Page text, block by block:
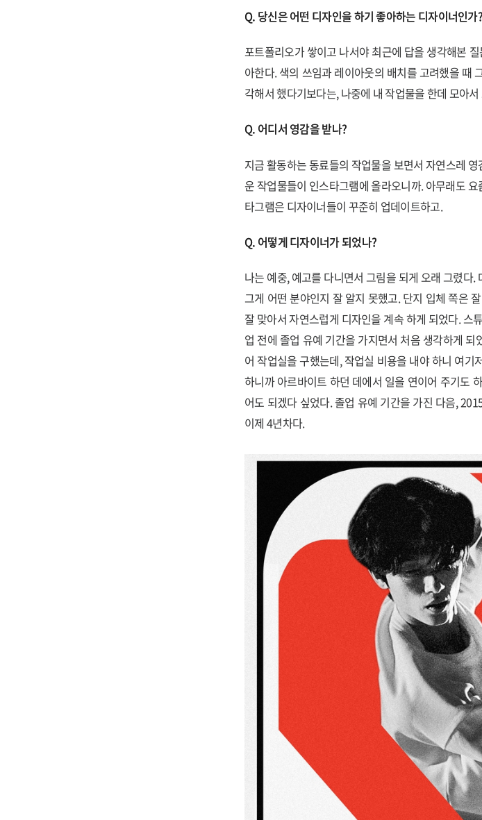
Q. 당신은 어떤 디자인을 하기 좋아하는 디자이너인가?
포트폴리오가 쌓이고 나서야 최근에 답을 생각해본
아한다. 색의 쓰임과 레이아웃의 배치를 고려했을 때
각해서 했다기보다는, 나중에 내 작업물을 한데 모아
Q. 어디서 영감을 받나?
지금 활동하는 동료들의 작업물을 보면서 자연스레
운 작업물들이 인스타그램에 올라오니까. 아무래도
타그램은 디자이너들이 꾸준히 업데이트하고.
Q. 어떻게 디자이너가 되었나?
나는 예중, 예고를 다니면서 그림을 되게 오래 그렸다
그게 어떤 분야인지 잘 알지 못했고. 단지 입체 쪽은
잘 맞아서 자연스럽게 디자인을 계속 하게 되었다. 스
업 전에 졸업 유예 기간을 가지면서 처음 생각하게
어 작업실을 구했는데, 작업실 비용을 내야 하니 여
하니까 아르바이트 하던 데에서 일을 연이어 주기도
어도 되겠다 싶었다. 졸업 유예 기간을 가진 다음,
이제 4년차다.